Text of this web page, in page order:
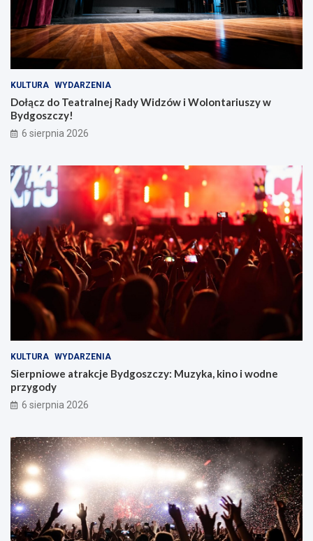
KULTURA WYDARZENIA
Dołącz do Teatralnej Rady Widzów i Wolontariuszy w
Bydgoszczy!
6 sierpnia 2026
KULTURA WYDARZENIA
Sierpniowe atrakcje Bydgoszczy: Muzyka, kino i wodne
przygody
6 sierpnia 2026